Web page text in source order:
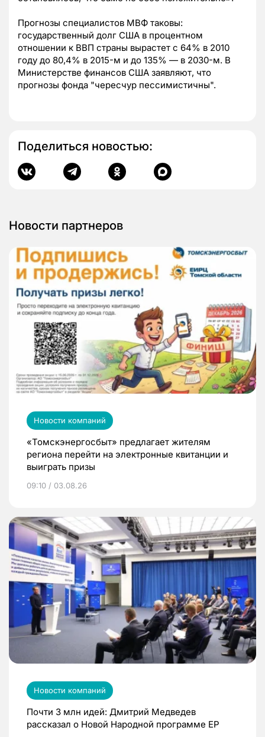
Прогнозы специалистов МВФ таковы:
государственный долг США в процентном
отношении к ВВП страны вырастет с 64% в 2010
году до 80,4% в 2015-м и до 135% — в 2030-м. В
Министерстве финансов США заявляют, что
прогнозы фонда "чересчур пессимистичны".
Поделиться новостью:
Новости партнеров
Новости компаний
«Томскэнергосбыт» предлагает жителям
региона перейти на электронные квитанции и
выиграть призы
09:10 / 03.08.26
Новости компаний
Почти 3 млн идей: Дмитрий Медведев
рассказал о Новой Народной программе ЕР